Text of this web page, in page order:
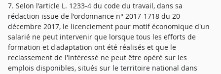
7. Selon l'article L. 1233-4 du code du travail, dans sa
rédaction issue de l'ordonnance n° 2017-1718 du 20
décembre 2017, le licenciement pour motif économique d'un
salarié ne peut intervenir que lorsque tous les efforts de
formation et d'adaptation ont été réalisés et que le
reclassement de l'intéressé ne peut être opéré sur les
emplois disponibles, situés sur le territoire national dans